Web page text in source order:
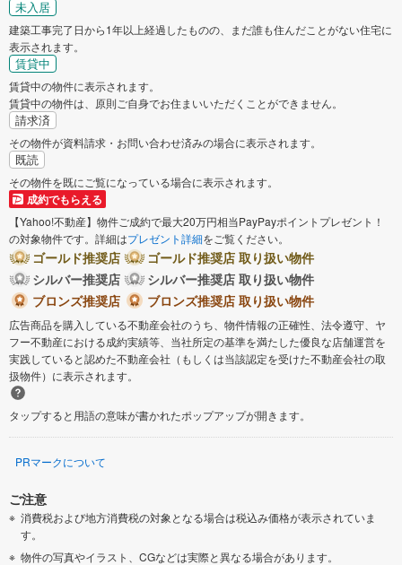
未入居
建築工事完了日から1年以上経過したものの、まだ誰も住んだことがない住宅に
表示されます。
賃貸中
賃貸中の物件に表示されます。
賃貸中の物件は、原則ご自身でお住まいいただくことができません。
請求済
その物件が資料請求・お問い合わせ済みの場合に表示されます。
既読
その物件を既にご覧になっている場合に表示されます。
成約でもらえる
【Yahoo!不動産】物件ご成約で最大20万円相当PayPayポイントプレゼント！
の対象物件です。詳細はプレゼント詳細をご覧ください。
ゴールド推奨店
ゴールド推奨店 取り扱い物件
シルバー推奨店
シルバー推奨店 取り扱い物件
ブロンズ推奨店
ブロンズ推奨店 取り扱い物件
広告商品を購入している不動産会社のうち、物件情報の正確性、法令遵守、ヤ
フー不動産における成約実績等、当社所定の基準を満たした優良な店舗運営を
実践していると認めた不動産会社（もしくは当該認定を受けた不動産会社の取
扱物件）に表示されます。
タップすると用語の意味が書かれたポップアップが開きます。
PRマークについて
ご注意
消費税および地方消費税の対象となる場合は税込み価格が表示されていま
す。
物件の写真やイラスト、CGなどは実際と異なる場合があります。